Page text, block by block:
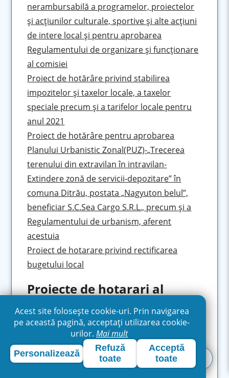
nerambursabilă a programelor, proiectelor
şi acţiunilor culturale, sportive şi alte acţiuni
de intere local şi pentru aprobarea
Regulamentului de organizare şi funcţionare
al comisiei
Proiect de hotărâre privind stabilirea
impozitelor şi taxelor locale, a taxelor
speciale precum şi a tarifelor locale pentru
anul 2021
Proiect de hotărâre pentru aprobarea
Planului Urbanistic Zonal(PUZ)-„Trecerea
terenului din extravilan în intravilan-
Extindere zonă de servicii-depozitare” în
comuna Ditrău, postata „Nagyuton belul”,
beneficiar S.C.Sea Cargo S.R.L., precum şi a
Regulamentului de urbanism, aferent
acestuia
Proiect de hotarare privind rectificarea
bugetului local
Proiecte de hotarari al
sedintei extraodinare - 15
decembrie 2020
Proiect de hotărâre pentru rectificarea
bugetului local al comunei Ditrău pe anul
Acest site folosește cookie-uri. Prin navigarea
pe această pagină, acceptați utilizarea cookie-
urilor.Mai mult
Personalizează
Refuză
toate
Acceptă
toate